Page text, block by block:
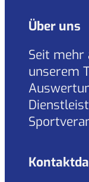
Über uns
Seit
unserem